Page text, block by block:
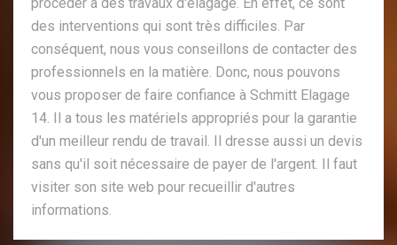
des interventions qui sont très difficiles. Par
conséquent, nous vous conseillons de contacter des
professionnels en la matière. Donc, nous pouvons
vous proposer de faire confiance à Schmitt Elagage
14. Il a tous les matériels appropriés pour la garantie
d'un meilleur rendu de travail. Il dresse aussi un devis
sans qu'il soit nécessaire de payer de l'argent. Il faut
visiter son site web pour recueillir d'autres
informations.